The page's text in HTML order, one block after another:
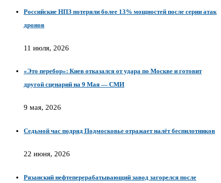
Российские НПЗ потеряли более 13% мощностей после серии атак
дронов
11 июля, 2026
«Это перебор»: Киев отказался от удара по Москве и готовит
другой сценарий на 9 Мая — СМИ
9 мая, 2026
Седьмой час подряд Подмосковье отражает налёт беспилотников
22 июня, 2026
Рязанский нефтеперерабатывающий завод загорелся после